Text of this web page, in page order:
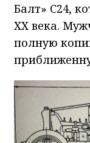
Балт» С24,
XX века.
полную